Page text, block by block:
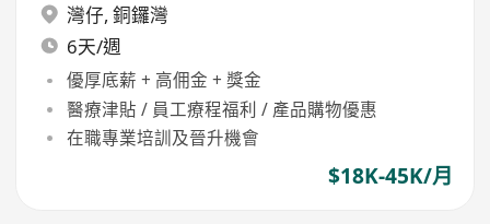
灣仔, 銅鑼灣
6天/週
優厚底薪 + 高佣金 + 獎金
醫療津貼 / 員工療程福利 / 產品購物優惠
在職專業培訓及晉升機會
$18K-45K/月